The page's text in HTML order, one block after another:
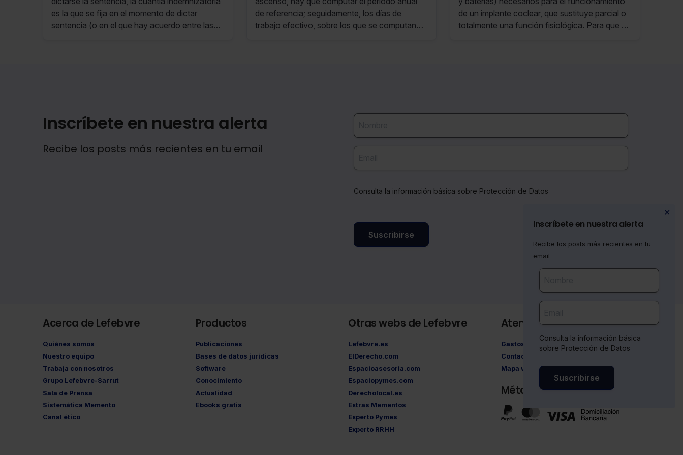
es la que se fija en el momento de dictar
sentencia (o en el que hay acuerdo entre las
de referencia; seguidamente, los días de
trabajo efectivo, sobre los que se computan
de un implante coclear, que sustituye parcial o
totalmente una función fisiológica. Para que el
Inscríbete en nuestra alerta
Recibe los posts más recientes en tu email
Consulta la información básica sobre Protección de Datos
Suscribirse
✕
Inscríbete en nuestra alerta
Recibe los posts más recientes en tu
email
Consulta la información básica
sobre Protección de Datos
Suscribirse
Acerca de Lefebvre
Quiénes somos
Nuestro equipo
Trabaja con nosotros
Grupo Lefebvre-Sarrut
Sala de Prensa
Sistemática Memento
Canal ético
Productos
Publicaciones
Bases de datos jurídicas
Software
Conocimiento
Actualidad
Ebooks gratis
Otras webs de Lefebvre
Lefebvre.es
ElDerecho.com
Espacioasesoria.com
Espaciopymes.com
Derecholocal.es
Extras Mementos
Experto Pymes
Experto RRHH
Atención al cliente
Gastos de envío
Contacto
Mapa web
Métodos de pago